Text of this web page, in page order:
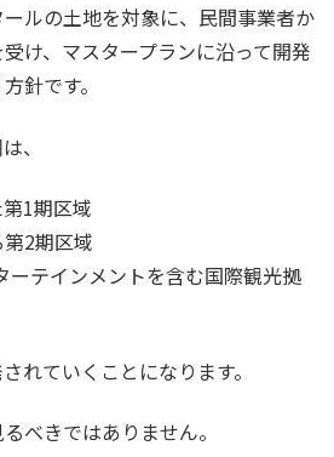
ルの土地を対象に、民間事業者か
け、マスタープランに沿って開発
針です。
、
1期区域
2期区域
ーテインメントを含む国際観光拠
れていくことになります。
べきではありません。